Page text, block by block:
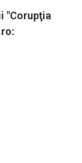
"Corupţia